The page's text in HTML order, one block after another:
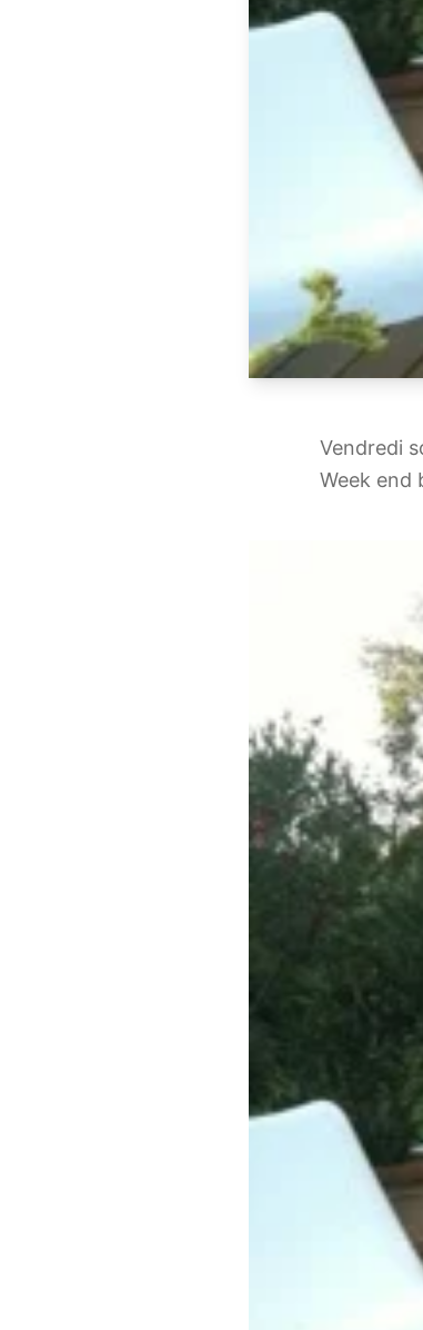
Vendredi
Week end